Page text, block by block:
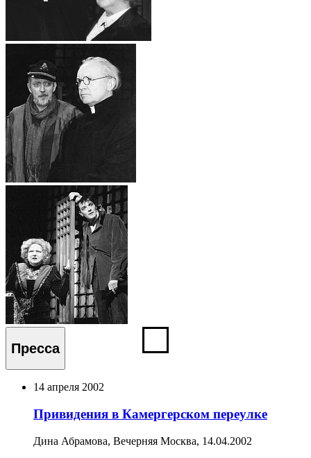
Пресса
14 апреля 2002
Привидения в Камергерском переулке
Дина Абрамова, Вечерняя Москва, 14.04.2002